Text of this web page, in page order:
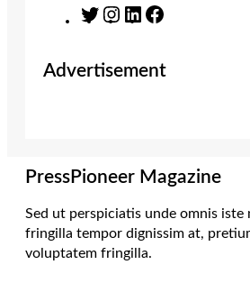
T
t
t
m
L
k
e
Advertisement
PressPioneer Magazine
Sed ut perspiciatis unde omnis
fringilla tempor dignissim at,
voluptatem fringilla.